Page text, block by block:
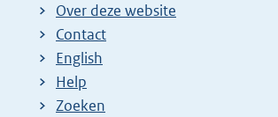
Over deze website
Contact
English
Help
Zoeken